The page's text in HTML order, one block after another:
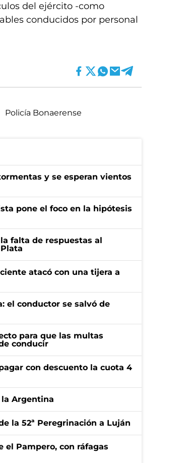
del ejército -como
conducidos por personal
Policía Bonaerense
y se esperan vientos
pone el foco en la hipótesis
falta de respuestas al
atacó con una tijera a
el conductor se salvó de
para que las multas
conducir
con descuento la cuota 4
Argentina
la 52ª Peregrinación a Luján
Pampero, con ráfagas